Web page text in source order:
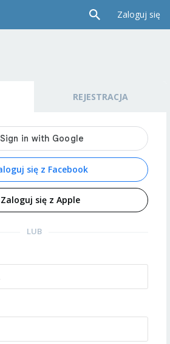
Zaloguj się
REJESTRACJA
się z Facebook
Zaloguj się z Apple
LUB